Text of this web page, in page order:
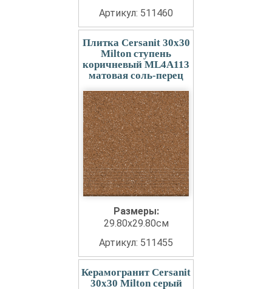
Артикул: 511460
Плитка Cersanit 30x30
Milton ступень
коричневый ML4A113
матовая соль-перец
Размеры:
29.80x29.80см
Артикул: 511455
Керамогранит Cersanit
30x30 Milton серый